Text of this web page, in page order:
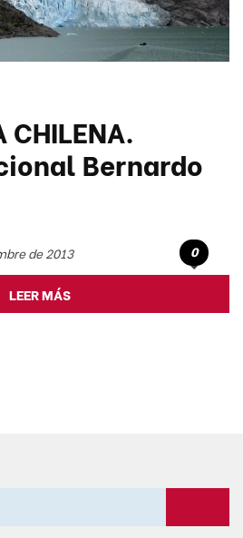
CHILENA.
Bernardo
de 2013 0
LEER MÁS